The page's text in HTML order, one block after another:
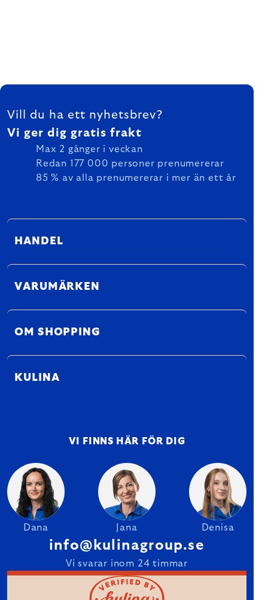
FOOTER
Vill du ha ett nyhetsbrev?
Vi ger dig gratis frakt
Max 2 gånger i veckan
Redan 177 000 personer prenumererar
85 % av alla prenumererar i mer än ett år
HANDEL
VARUMÄRKEN
OM SHOPPING
KULINA
VI FINNS HÄR FÖR DIG
Dana Jana Denisa
info@kulinagroup.se
Vi svarar inom 24 timmar